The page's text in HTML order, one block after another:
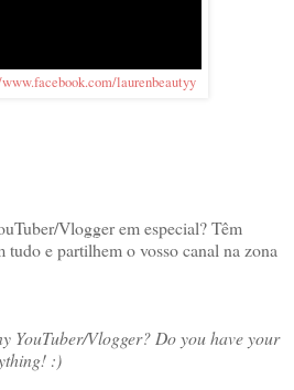
laurenbeautyy
Vlogger em especial? Têm
tudo e partilhem o vosso canal na zona
YouTuber/Vlogger? Do you have your
:)